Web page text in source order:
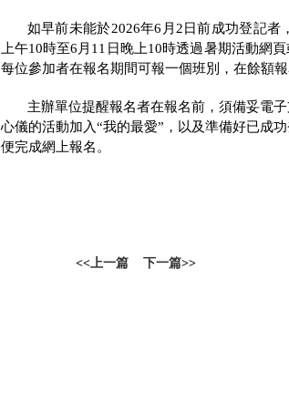
如早前未能於2026年6 月 2 日前成功登記者
上午10時至6月 11 日晚上10時透過暑期活動網
每位參加者在報名期間可報一個班別，在餘額報
主辦單位提醒報名者在報名前，須備妥電
心儀的活動加入“我的最愛”，以及準備好已成
便完成網上報名。
<<上一篇 下一篇>>